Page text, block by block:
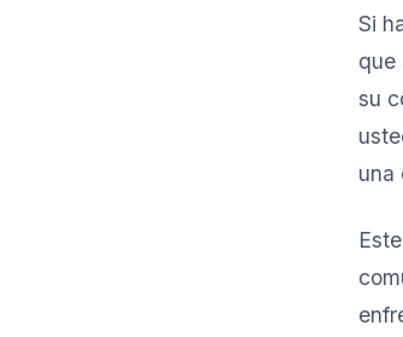
Si
que
su
una